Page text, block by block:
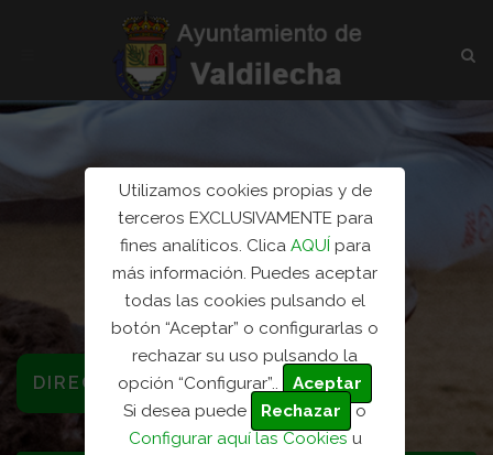
Utilizamos cookies propias y de
terceros EXCLUSIVAMENTE para
fines analíticos. Clica AQUÍ para
más información. Puedes aceptar
todas las cookies pulsando el
botón “Aceptar” o configurarlas o
rechazar su uso pulsando la
opción “Configurar”..
Aceptar
Si desea puede
Rechazar
o
Configurar aquí las Cookies u
DIRECTORIO INSTALACIONES